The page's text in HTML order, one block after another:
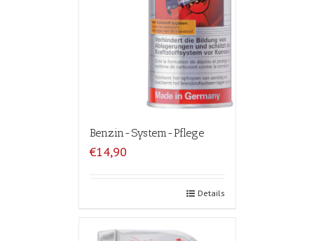
Benzin-System-Pflege
€14,90
Details